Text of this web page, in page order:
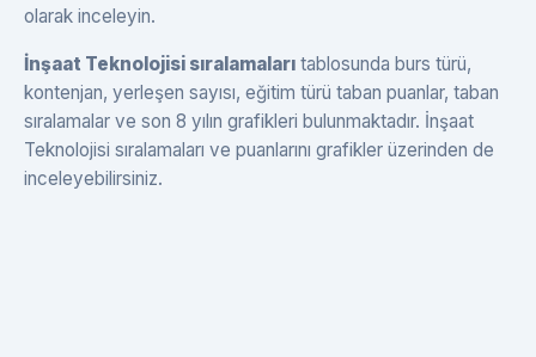
olarak inceleyin.
İnşaat Teknolojisi sıralamaları tablosunda burs türü,
kontenjan, yerleşen sayısı, eğitim türü taban puanlar, taban
sıralamalar ve son 8 yılın grafikleri bulunmaktadır. İnşaat
Teknolojisi sıralamaları ve puanlarını grafikler üzerinden de
inceleyebilirsiniz.